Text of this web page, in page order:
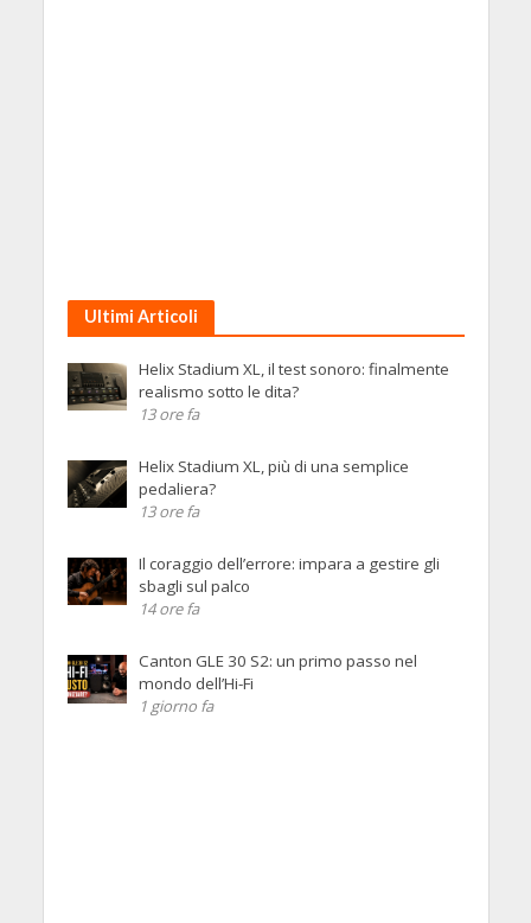
Ultimi Articoli
Helix Stadium XL, il test sonoro: finalmente
realismo sotto le dita?
13 ore fa
Helix Stadium XL, più di una semplice
pedaliera?
13 ore fa
Il coraggio dell’errore: impara a gestire gli
sbagli sul palco
14 ore fa
Canton GLE 30 S2: un primo passo nel
mondo dell’Hi-Fi
1 giorno fa